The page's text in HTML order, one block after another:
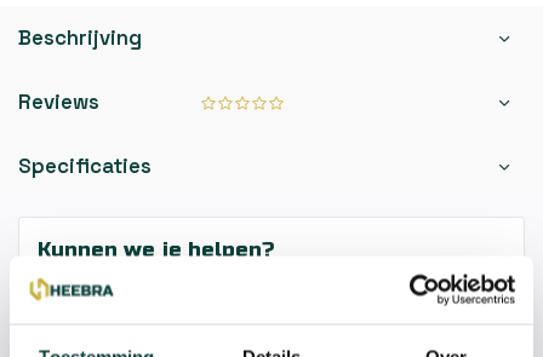
Beschrijving
Reviews
Specificaties
Kunnen we je helpen?